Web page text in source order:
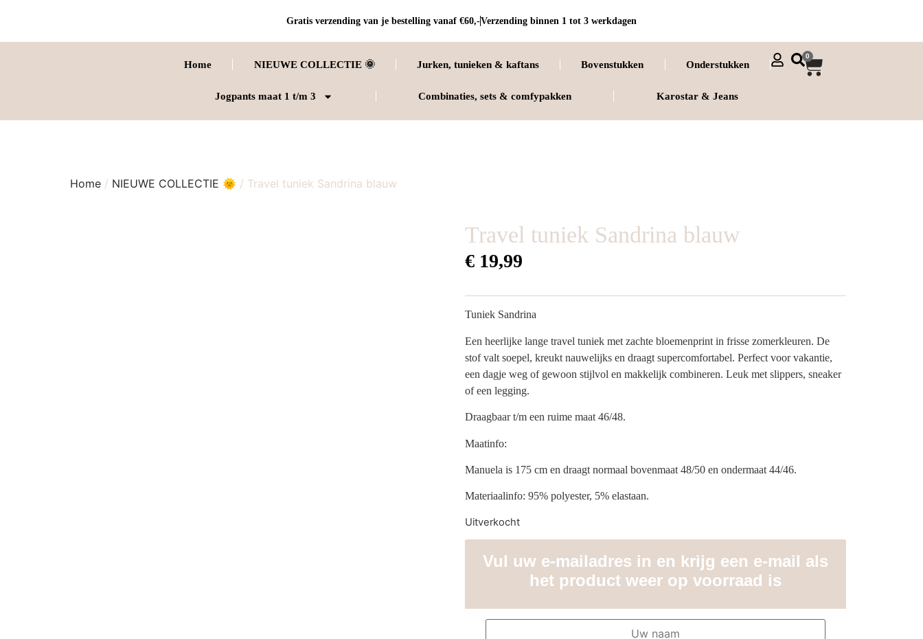
Gratis verzending van je bestelling vanaf €60,-Verzending binnen 1 tot 3 werkdagen
Home NIEUWE COLLECTIE 🌞 Jurken, tunieken & kaftans Bovenstukken Onderstukken
Jogpants maat 1 t/m 3 Combinaties, sets & comfypakken Karostar & Jeans
0
Home / NIEUWE COLLECTIE 🌞 / Travel tuniek Sandrina blauw
Travel tuniek Sandrina blauw
€19,99
Tuniek Sandrina
Een heerlijke lange travel tuniek met zachte bloemenprint in frisse zomerkleuren. De
stof valt soepel, kreukt nauwelijks en draagt supercomfortabel. Perfect voor vakantie,
een dagje weg of gewoon stijlvol en makkelijk combineren. Leuk met slippers, sneaker
of een legging.
Draagbaar t/m een ruime maat 46/48.
Maatinfo:
Manuela is 175 cm en draagt normaal bovenmaat 48/50 en ondermaat 44/46.
Materiaalinfo: 95% polyester, 5% elastaan.
Uitverkocht
Vul uw e-mailadres in en krijg een e-mail als
het product weer op voorraad is